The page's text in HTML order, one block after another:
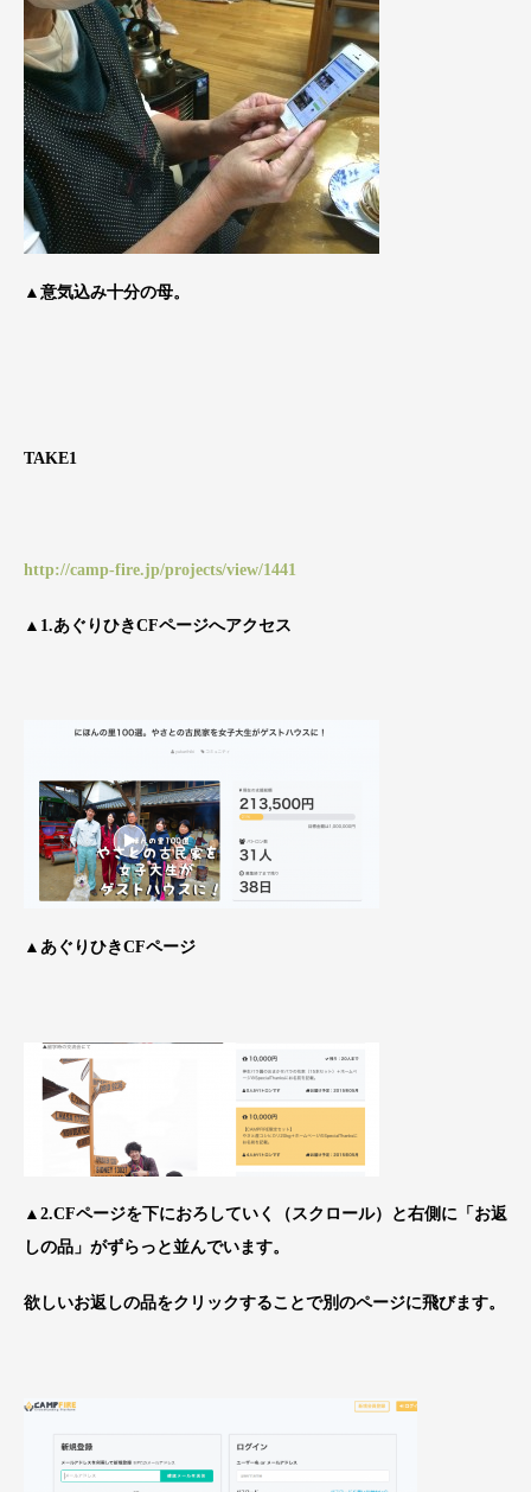
▲意気込み十分の母。
TAKE1
http://camp-fire.jp/projects/view/1441
▲1.あぐりひきCFページへアクセス
▲あぐりひきCFページ
▲2.CFページを下におろしていく（スクロール）と右側に「お返
しの品」がずらっと並んでいます。
欲しいお返しの品をクリックすることで別のページに飛びます。